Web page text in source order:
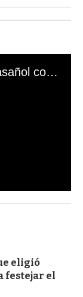
El mal momento de Yanina Gasañol con un hincha argentino en "Subrayado"
eligió
festejar el